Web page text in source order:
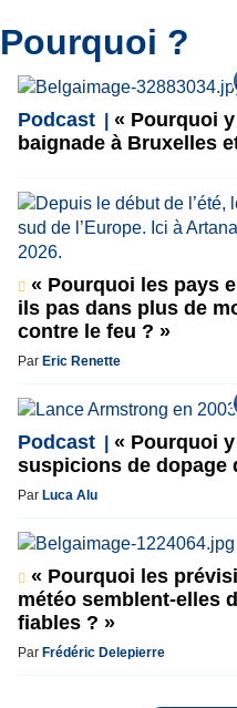
Pourquoi ?
Podcast
« Pourquoi
baignade à Bruxelles
« Pourquoi les pays
ils pas dans plus de
contre le feu ? »
Par Eric Renette
Podcast
« Pourquoi
suspicions de dopage
Par Luca Alu
« Pourquoi les
météo semblent-elles
fiables ? »
Par Frédéric Delepierre